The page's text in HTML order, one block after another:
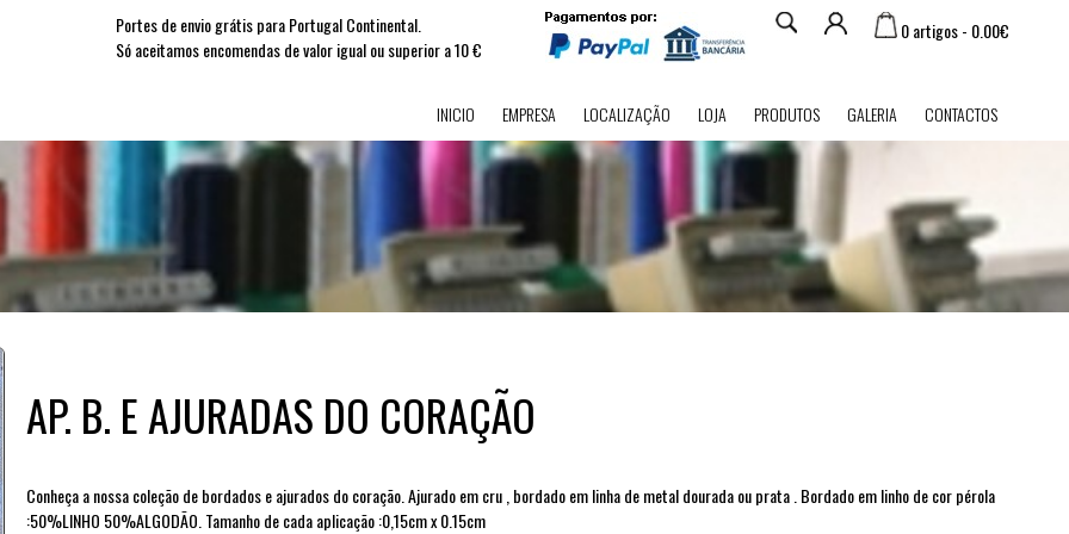
Portes de envio grátis para Portugal Continental.
Só aceitamos encomendas de valor igual ou superior a 10 €
0 artigos - 0.00€
INICIO EMPRESA LOCALIZAÇÃO LOJA PRODUTOS GALERIA CONTACTOS
AP. B. E AJURADAS DO CORAÇÃO
Conheça a nossa coleção de bordados e ajurados do coração. Ajurado em cru , bordado em linha de metal dourada ou prata . Bordado em linho de cor pérola
:50%LINHO 50%ALGODÃO. Tamanho de cada aplicação :0,15cm x 0.15cm